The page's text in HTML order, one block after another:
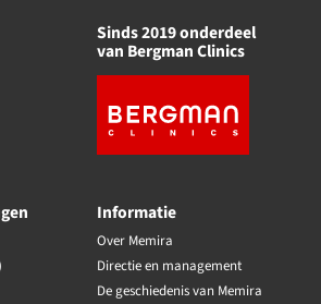
Sinds 2019 onderdeel
van Bergman Clinics
Informatie
Over Memira
Directie en management
De geschiedenis van Memira